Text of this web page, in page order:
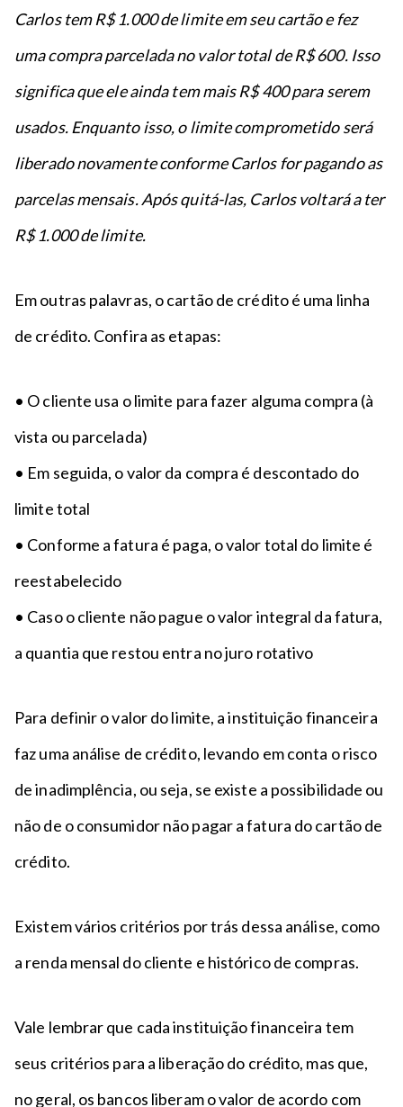
Carlos tem R$ 1.000 de limite em seu cartão e fez
uma compra parcelada no valor total de R$ 600. Isso
significa que ele ainda tem mais R$ 400 para serem
usados. Enquanto isso, o limite comprometido será
liberado novamente conforme Carlos for pagando as
parcelas mensais. Após quitá-las, Carlos voltará a ter
R$ 1.000 de limite.
Em outras palavras, o cartão de crédito é uma linha
de crédito. Confira as etapas:
• O cliente usa o limite para fazer alguma compra (à
vista ou parcelada)
• Em seguida, o valor da compra é descontado do
limite total
• Conforme a fatura é paga, o valor total do limite é
reestabelecido
• Caso o cliente não pague o valor integral da fatura,
a quantia que restou entra no juro rotativo
Para definir o valor do limite, a instituição financeira
faz uma análise de crédito, levando em conta o risco
de inadimplência, ou seja, se existe a possibilidade ou
não de o consumidor não pagar a fatura do cartão de
crédito.
Existem vários critérios por trás dessa análise, como
a renda mensal do cliente e histórico de compras.
Vale lembrar que cada instituição financeira tem
seus critérios para a liberação do crédito, mas que,
no geral, os bancos liberam o valor de acordo com